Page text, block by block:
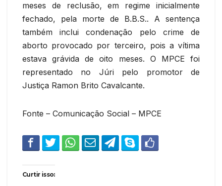
meses de reclusão, em regime inicialmente
fechado, pela morte de B.B.S.. A sentença
também inclui condenação pelo crime de
aborto provocado por terceiro, pois a vítima
estava grávida de oito meses. O MPCE foi
representado no Júri pelo promotor de
Justiça Ramon Brito Cavalcante.
Fonte – Comunicação Social – MPCE
Curtir isso: